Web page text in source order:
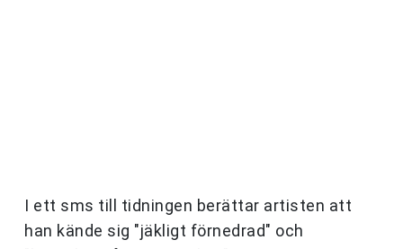
I ett sms till tidningen berättar artisten att
han kände sig "jäkligt förnedrad" och